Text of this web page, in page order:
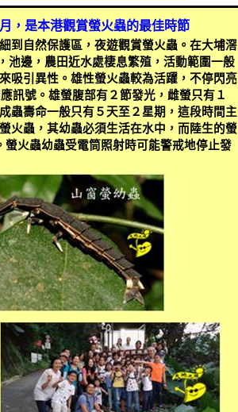
，是本港觀賞螢火蟲的最佳時節
到自然保護區，夜遊觀賞螢火蟲。在大埔滘
池邊，農田近水處棲息繁殖，活動範圍一般
吸引異性。雄性螢火蟲較為活躍，不停閃亮
訊號。雄螢腹部有２節發光，雌螢只有１
蟲壽命一般只有５天至２星期，這段時間主
火蟲，其幼蟲必須生活在水中，而陸生的螢
火蟲幼蟲受電筒照射時可能警戒地停止發